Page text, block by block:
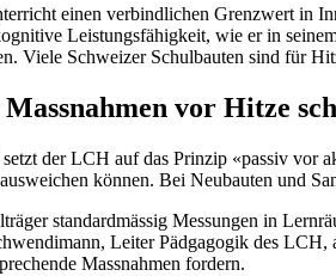
einen verbindlichen Grenzwert in
Leistungsfähigkeit, wie er in
Viele Schweizer Schulbauten sind für
vor Hitze
der LCH auf das Prinzip «passiv vor
können. Bei Neubauten und
standardmässig Messungen in
Leiter Pädgagogik des
Massnahmen fordern.